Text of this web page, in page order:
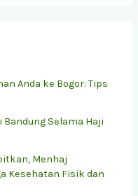
Anda ke Bogor: Tips
Selama Haji
Menhaj
Kesehatan Fisik dan